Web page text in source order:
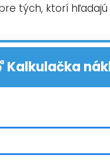
tých, ktorí
Kalkulačka